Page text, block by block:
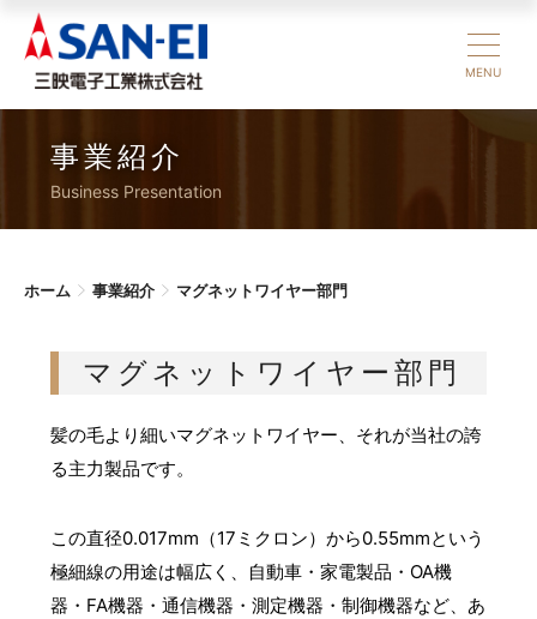
MENU
事業紹介
Business Presentation
ホーム 事業紹介 マグネットワイヤー部門
マグネットワイヤー部門
髪の毛より細いマグネットワイヤー、それが当社の誇
る主力製品です。
この直径0.017mm（17ミクロン）から0.55mmという
極細線の用途は幅広く、自動車・家電製品・OA機
器・FA機器・通信機器・測定機器・制御機器など、あ